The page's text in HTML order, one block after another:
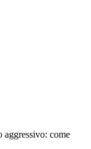
aggressivo: come